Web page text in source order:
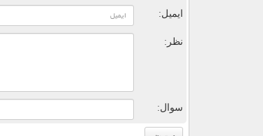
ایمیل:
نظر:
سوال: